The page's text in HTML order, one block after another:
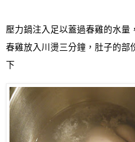
壓力鍋注入足以蓋過春雞的水量
春雞放入川燙三分鐘，肚子的部
下